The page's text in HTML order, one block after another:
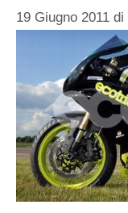
19 Giugno 2011 di